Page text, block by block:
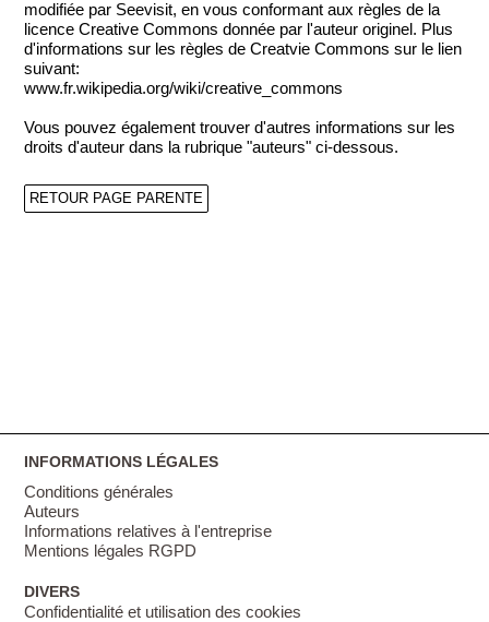
modifiée par Seevisit, en vous conformant aux règles de la
licence Creative Commons donnée par l'auteur originel. Plus
d'informations sur les règles de Creatvie Commons sur le lien
suivant:
www.fr.wikipedia.org/wiki/creative_commons
Vous pouvez également trouver d'autres informations sur les
droits d'auteur dans la rubrique "auteurs" ci-dessous.
RETOUR PAGE PARENTE
INFORMATIONS LÉGALES
Conditions générales
Auteurs
Informations relatives à l'entreprise
Mentions légales RGPD
DIVERS
Confidentialité et utilisation des cookies